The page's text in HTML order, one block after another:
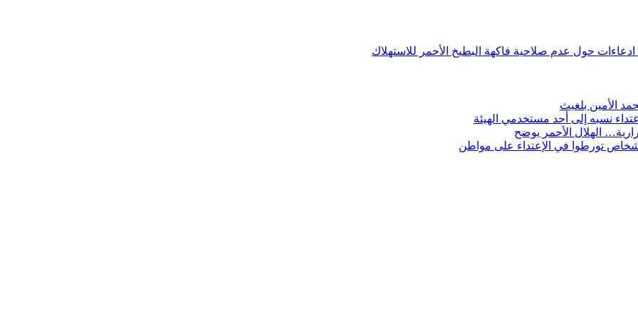
ادعاءات حول عدم صلاحية فاكهة البطيخ الأحمر للاستهلاك
الأمين بلغيث
نسبه إلى أحد مستخدمي الهيئة
الهلال الأحمر يوضح